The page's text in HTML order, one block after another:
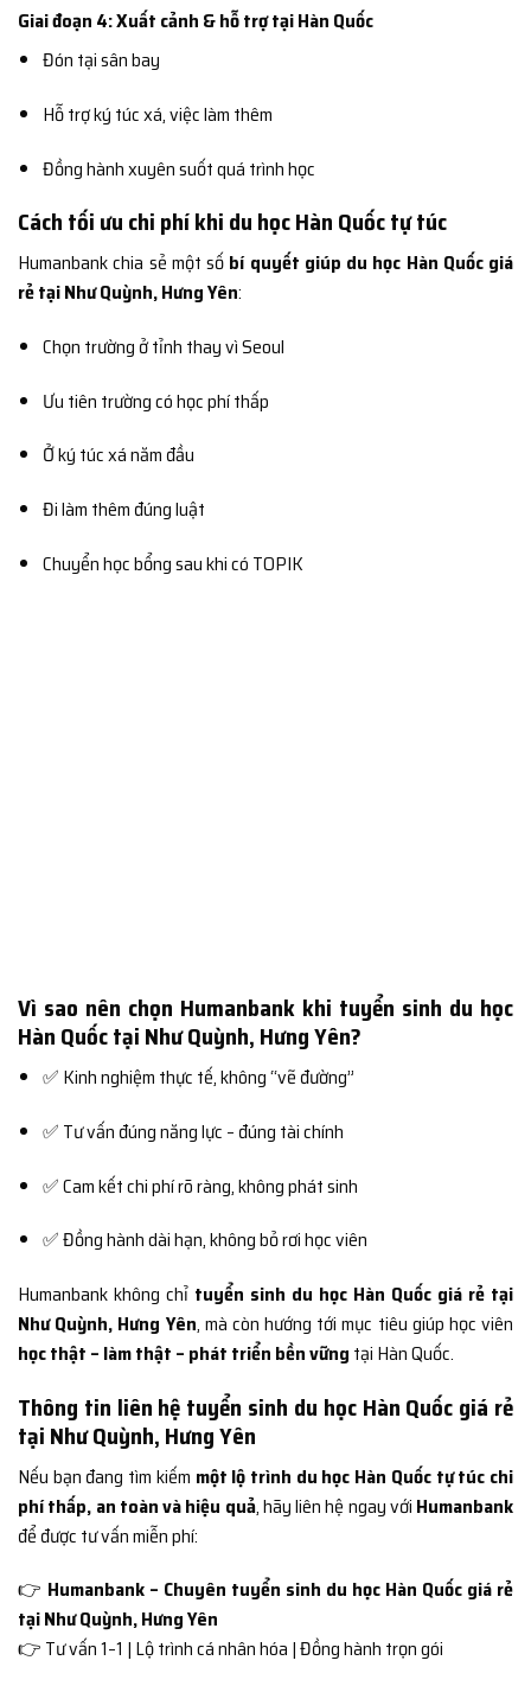
Giai đoạn 4: Xuất cảnh & hỗ trợ tại Hàn Quốc
Đón tại sân bay
Hỗ trợ ký túc xá, việc làm thêm
Đồng hành xuyên suốt quá trình học
Cách tối ưu chi phí khi du học Hàn Quốc tự túc
Humanbank chia sẻ một số bí quyết giúp du học Hàn Quốc giá
rẻ tại Như Quỳnh, Hưng Yên:
Chọn trường ở tỉnh thay vì Seoul
Ưu tiên trường có học phí thấp
Ở ký túc xá năm đầu
Đi làm thêm đúng luật
Chuyển học bổng sau khi có TOPIK
Vì sao nên chọn Humanbank khi tuyển sinh du học
Hàn Quốc tại Như Quỳnh, Hưng Yên?
✅ Kinh nghiệm thực tế, không “vẽ đường”
✅ Tư vấn đúng năng lực – đúng tài chính
✅ Cam kết chi phí rõ ràng, không phát sinh
✅ Đồng hành dài hạn, không bỏ rơi học viên
Humanbank không chỉ tuyển sinh du học Hàn Quốc giá rẻ tại
Như Quỳnh, Hưng Yên, mà còn hướng tới mục tiêu giúp học viên
học thật – làm thật – phát triển bền vững tại Hàn Quốc.
Thông tin liên hệ tuyển sinh du học Hàn Quốc giá rẻ
tại Như Quỳnh, Hưng Yên
Nếu bạn đang tìm kiếm một lộ trình du học Hàn Quốc tự túc chi
phí thấp, an toàn và hiệu quả, hãy liên hệ ngay với Humanbank
để được tư vấn miễn phí:
👉 Humanbank – Chuyên tuyển sinh du học Hàn Quốc giá rẻ
tại Như Quỳnh, Hưng Yên
👉 Tư vấn 1–1 | Lộ trình cá nhân hóa | Đồng hành trọn gói